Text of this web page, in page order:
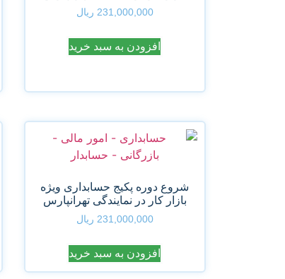
231,000,000 ریال
افزودن به سبد خرید
شروع دوره پکیج حسابداری ویژه
بازار کار در نمایندگی تهرانپارس
231,000,000 ریال
افزودن به سبد خرید